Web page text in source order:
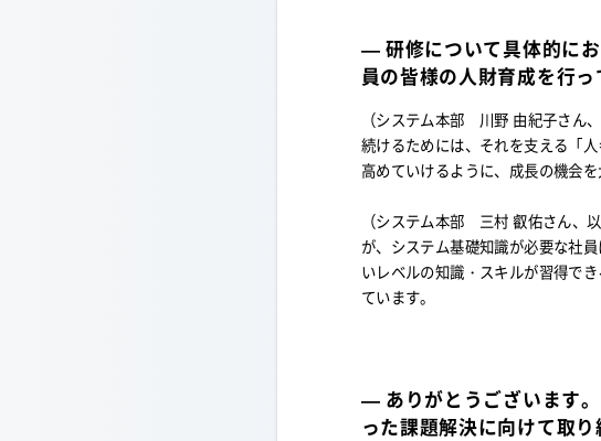
— 研修について具体的に
員の皆様の人財育成を行っ
（システム本部 川野 由紀子さん
続けるためには、それを支える「
高めていけるように、成長の機会を
（システム本部 三村 叡佑さん、
が、システム基礎知識が必要な社
いレベルの知識・スキルが習得で
ています。
— ありがとうございます
った課題解決に向けて取